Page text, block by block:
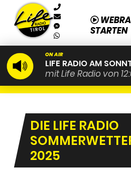
STARTEN
ON AIR
LIFE RADIO AM
mit Life Radio von
DIE LIFE RADIO
2025